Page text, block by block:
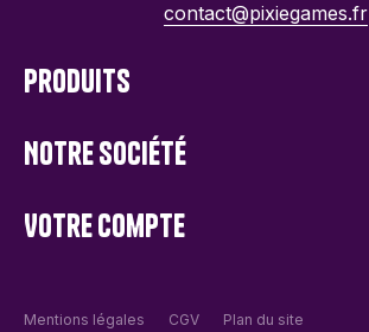
contact@pixiegames.fr
Produits
Notre société
Votre compte
Mentions légales CGV Plan du site